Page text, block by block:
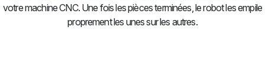
votre machine CNC. Une fois les pièces terminées, le robot les empile
proprement les unes sur les autres.